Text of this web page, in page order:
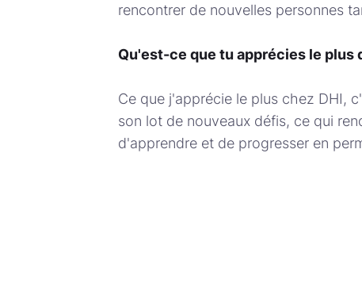
rencontrer de nouvelles personnes
Qu'est-ce que tu apprécies le plus
Ce que j'apprécie le plus chez DHI,
son lot de nouveaux défis, ce qui
d'apprendre et de progresser en